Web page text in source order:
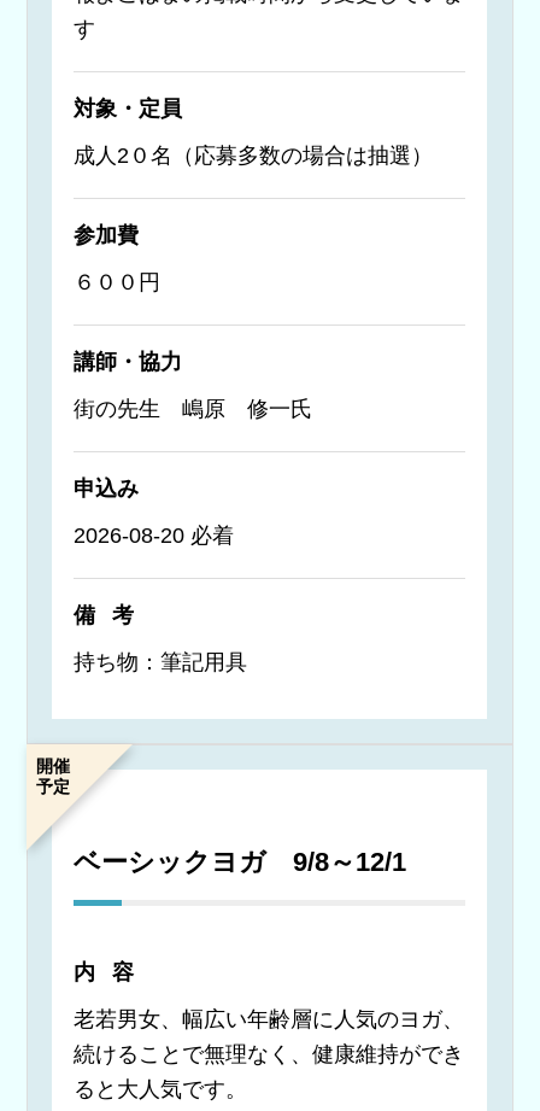
す
対象・定員
成人2０名（応募多数の場合は抽選）
参加費
６００円
講師・協力
街の先生 嶋原 修一氏
申込み
2026-08-20 必着
備考
持ち物：筆記用具
開催
予定
ベーシックヨガ 9/8～12/1
内容
老若男女、幅広い年齢層に人気のヨガ、
続けることで無理なく、健康維持ができ
ると大人気です。